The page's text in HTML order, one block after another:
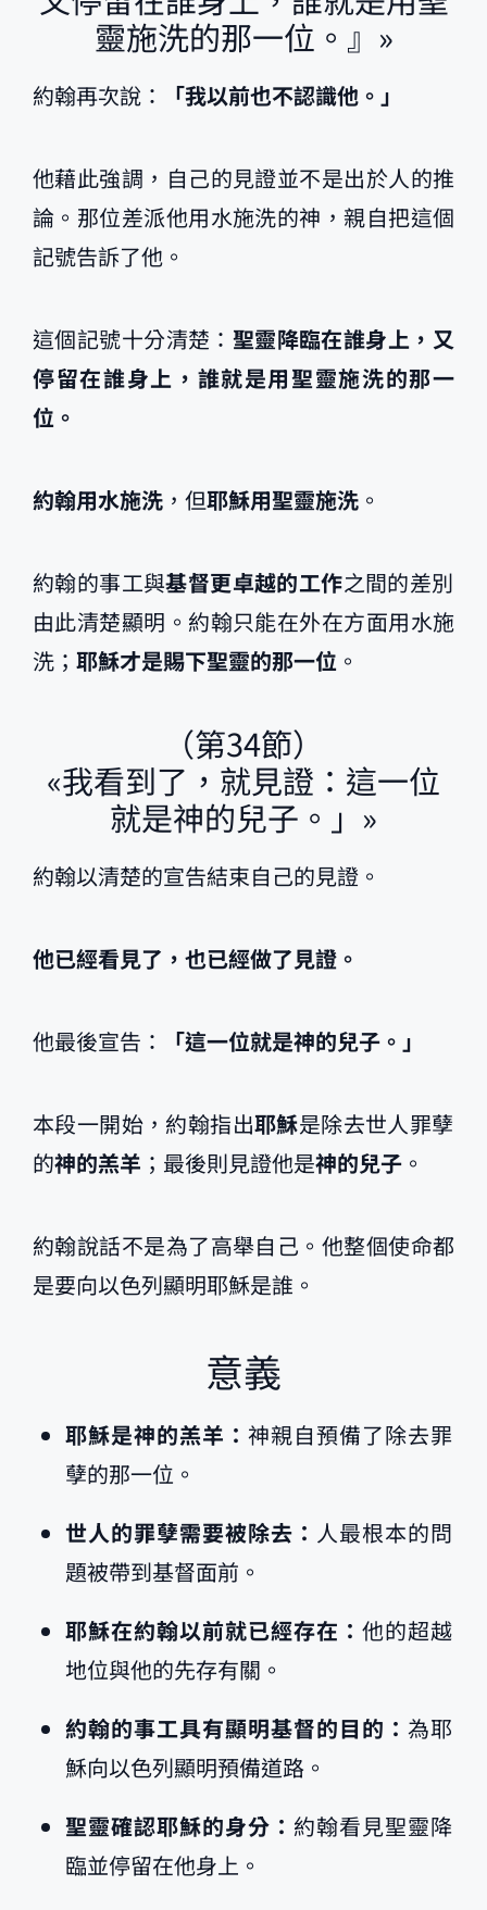
靈施洗的那一位。』»
約翰再次說： 「我以前也不認識他。」
他藉此強調，自己的見證並不是出於人的推
論。那位差派他用水施洗的神，親自把這個
記號告訴了他。
這個記號十分清楚： 聖靈降臨在誰身上，又
停留在誰身上，誰就是用聖靈施洗的那一
位。
約翰用水施洗 ，但耶穌用聖靈施洗 。
約翰的事工與基督更卓越的工作之間的差別
由此清楚顯明。約翰只能在外在方面用水施
洗； 耶穌才是賜下聖靈的那一位 。
（第34節）
«我看到了，就見證：這一位
就是神的兒子。」»
約翰以清楚的宣告結束自己的見證。
他已經看見了，也已經做了見證。
他最後宣告： 「這一位就是神的兒子。」
本段一開始，約翰指出耶穌是除去世人罪孽
的神的羔羊 ；最後則見證他是神的兒子 。
約翰說話不是為了高舉自己。他整個使命都
是要向以色列顯明耶穌是誰。
意義
耶穌是神的羔羊： 神親自預備了除去罪
孽的那一位。
世人的罪孽需要被除去： 人最根本的問
題被帶到基督面前。
耶穌在約翰以前就已經存在： 他的超越
地位與他的先存有關。
約翰的事工具有顯明基督的目的： 為耶
穌向以色列顯明預備道路。
聖靈確認耶穌的身分： 約翰看見聖靈降
臨並停留在他身上。